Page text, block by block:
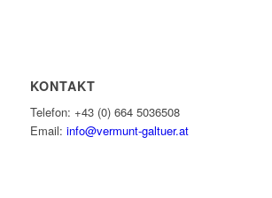
KONTAKT
Telefon: +43 (0) 664 5036508
Email: info@vermunt-galtuer.at